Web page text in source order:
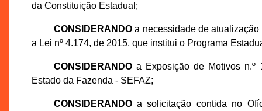
da Constituição Estadual;
CONSIDERANDOa necessidade de atualização
a Lei nº 4.174, de 2015, que institui o Programa
CONSIDERANDOa Exposição de Motivos n.º
Estado da Fazenda - SEFAZ;
CONSIDERANDOa solicitação contida no